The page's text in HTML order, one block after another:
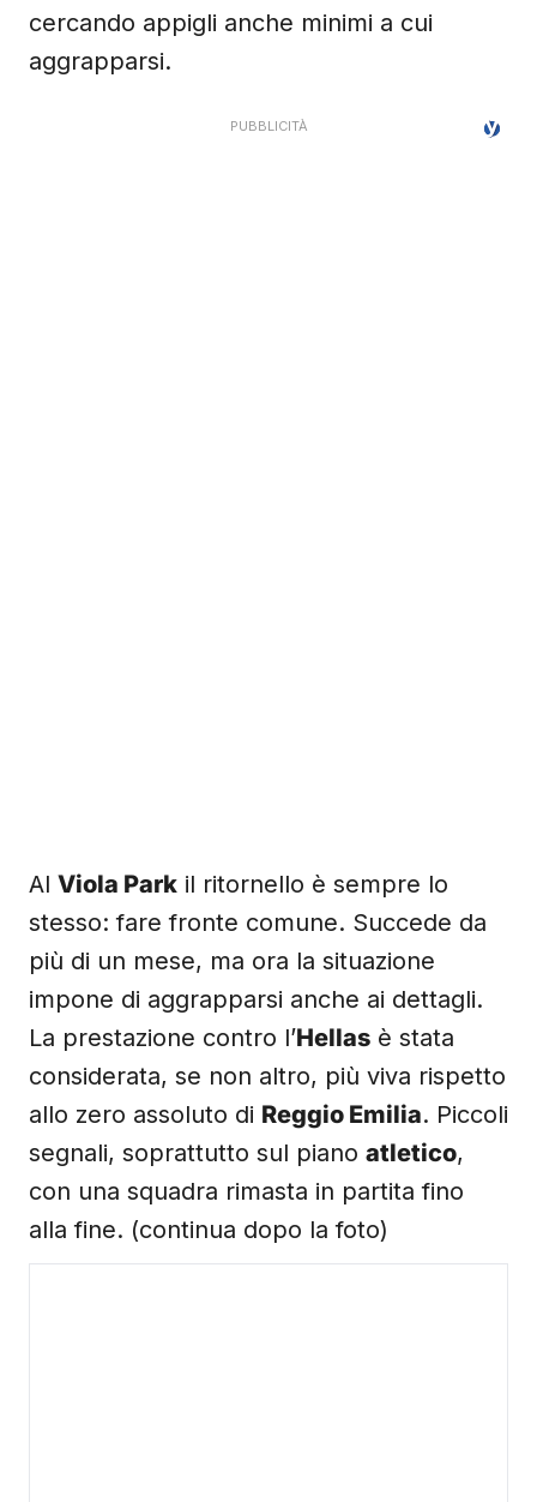
cercando appigli anche minimi a cui
aggrapparsi.
Al Viola Park il ritornello è sempre lo
stesso: fare fronte comune. Succede da
più di un mese, ma ora la situazione
impone di aggrapparsi anche ai dettagli.
La prestazione contro l’Hellas è stata
considerata, se non altro, più viva rispetto
allo zero assoluto di Reggio Emilia. Piccoli
segnali, soprattutto sul piano atletico,
con una squadra rimasta in partita fino
alla fine. (continua dopo la foto)